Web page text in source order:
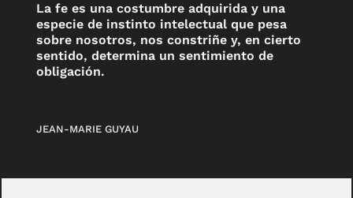
La fe es una costumbre adquirida y una
especie de instinto intelectual que pesa
sobre nosotros, nos constriñe y, en cierto
sentido, determina un sentimiento de
obligación.
JEAN-MARIE GUYAU